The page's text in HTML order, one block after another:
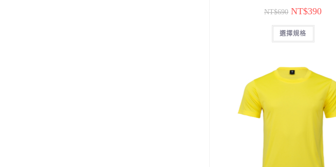
NT$690 NT$390
選擇規格